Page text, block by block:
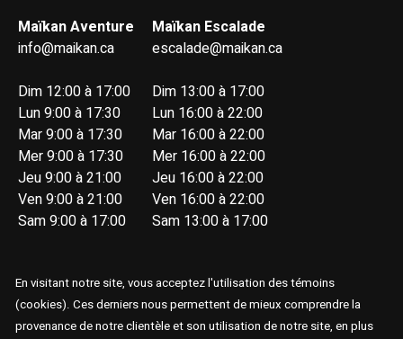
Maïkan Aventure
info@maikan.ca
Dim 12:00 à 17:00
Lun 9:00 à 17:30
Mar 9:00 à 17:30
Mer 9:00 à 17:30
Jeu 9:00 à 21:00
Ven 9:00 à 21:00
Sam 9:00 à 17:00
Maïkan Escalade
escalade@maikan.ca
Dim 13:00 à 17:00
Lun 16:00 à 22:00
Mar 16:00 à 22:00
Mer 16:00 à 22:00
Jeu 16:00 à 22:00
Ven 16:00 à 22:00
Sam 13:00 à 17:00
En visitant notre site, vous acceptez l'utilisation des témoins
(cookies). Ces derniers nous permettent de mieux comprendre la
provenance de notre clientèle et son utilisation de notre site, en plus